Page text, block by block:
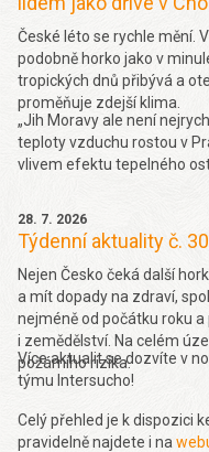
České léto se rychle mění.
podobně horko jako v
tropických dnů přibývá a
proměňuje zdejší klima.
„Jih Moravy ale není
teploty vzduchu rostou v
vlivem efektu tepelného
období 1961-2019), a
(0,27 °C za 10 let v období
Zprávám Pavel
28. 7. 2026
Týdenní aktuality č.
Nejen Česko čeká další
a mít dopady na zdraví,
nejméně od počátku roku
i zemědělství. Na celém
požárního rizika.
Více aktualit se dozvíte v
týmu Intersucho!
Celý přehled je k dispozici
pravidelně najdete i na